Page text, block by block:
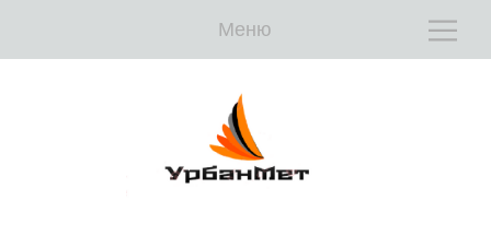
Меню